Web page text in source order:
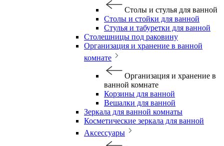
Столы и стулья для ванной
Столы и стойки для ванной
Стулья и табуретки для ванной
Столешницы под раковину
Организация и хранение в ванной
комнате
Организация и хранение в
ванной комнате
Корзины для ванной
Вешалки для ванной
Зеркала для ванной комнаты
Косметические зеркала для ванной
Аксессуары